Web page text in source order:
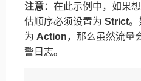
注意：在此示例中，如果
估顺序必须设置为 Strict。
为 Action，那么虽然流量
警日志。